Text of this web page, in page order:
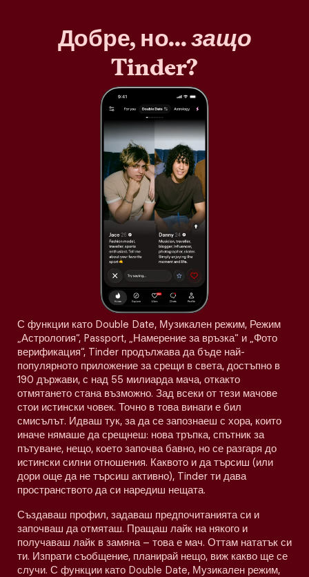
Добре, но...защо
Tinder?
С функции като Double Date, Музикален режим, Режим
„Астрология“, Passport, „Намерение за връзка“ и „Фото
верификация“, Tinder продължава да бъде най-
популярното приложение за срещи в света, достъпно в
190 държави, с над 55 милиарда мача, откакто
отмятането стана възможно. Зад всеки от тези мачове
стои истински човек. Точно в това винаги е бил
смисълът. Идваш тук, за да се запознаеш с хора, които
иначе нямаше да срещнеш: нова тръпка, спътник за
пътуване, нещо, което започва бавно, но се разгаря до
истински силни отношения. Каквото и да търсиш (или
дори още да не търсиш активно), Tinder ти дава
пространството да си наредиш нещата.
Създаваш профил, задаваш предпочитанията си и
започваш да отмяташ. Пращаш лайк на някого и
получаваш лайк в замяна – това е мач. Оттам нататък си
ти. Изпрати съобщение, планирай нещо, виж какво ще се
случи. С функции като Double Date, Музикален режим,